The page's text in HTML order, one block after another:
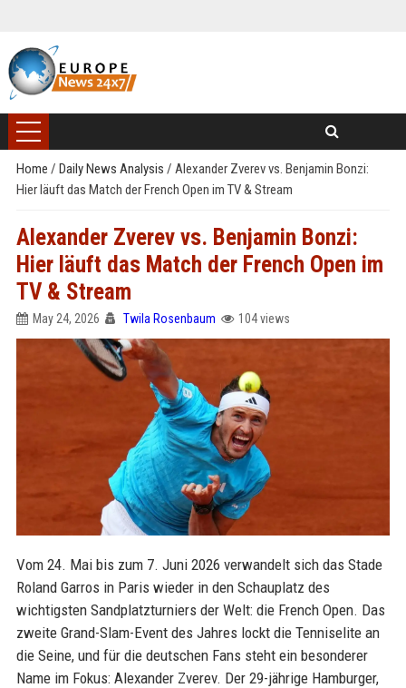
Home / Daily News Analysis / Alexander Zverev vs. Benjamin Bonzi:
Hier läuft das Match der French Open im TV & Stream
Alexander Zverev vs. Benjamin Bonzi:
Hier läuft das Match der French Open im
TV & Stream
May 24, 2026 Twila Rosenbaum 104 views
Vom 24. Mai bis zum 7. Juni 2026 verwandelt sich das Stade
Roland Garros in Paris wieder in den Schauplatz des
wichtigsten Sandplatzturniers der Welt: die French Open. Das
zweite Grand-Slam-Event des Jahres lockt die Tenniselite an
die Seine, und für die deutschen Fans steht ein besonderer
Name im Fokus: Alexander Zverev. Der 29-jährige Hamburger,